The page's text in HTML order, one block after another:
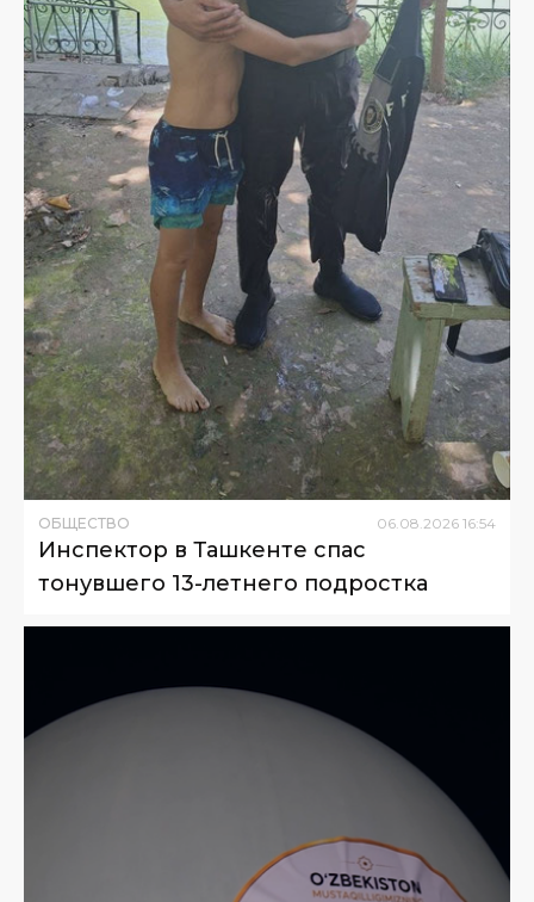
ОБЩЕСТВО 06.08.2026 16:54
Инспектор в Ташкенте спас
тонувшего 13-летнего подростка